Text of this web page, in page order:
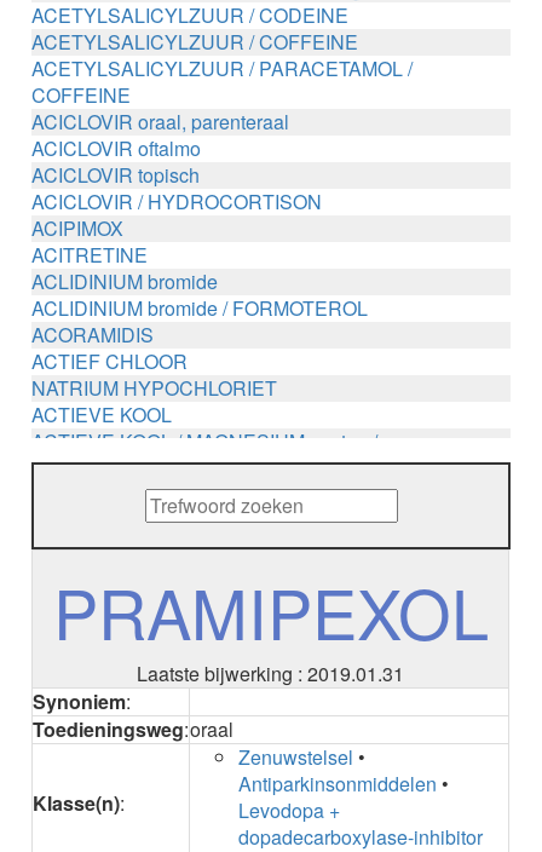
ACETYLSALICYLZUUR / CODEINE
ACETYLSALICYLZUUR / COFFEINE
ACETYLSALICYLZUUR / PARACETAMOL /
COFFEINE
ACICLOVIR oraal, parenteraal
ACICLOVIR oftalmo
ACICLOVIR topisch
ACICLOVIR / HYDROCORTISON
ACIPIMOX
ACITRETINE
ACLIDINIUM bromide
ACLIDINIUM bromide / FORMOTEROL
ACORAMIDIS
ACTIEF CHLOOR
NATRIUM HYPOCHLORIET
ACTIEVE KOOL
ACTIEVE KOOL / MAGNESIUM zouten /
METHENAMINE
ADALIMUMAB
ADAPALEEN
ADAPALEEN / BENZOYLPEROXIDE
ADENOSINE
AESCINE
AFLIBERCEPT intravitreaal
AFLIBERCEPT parenteraal
AGOMELATINE
PRAMIPEXOL
Laatste bijwerking : 2019.01.31
Synoniem:
Toedieningsweg:oraal
Klasse(n):
Zenuwstelsel •
Antiparkinsonmiddelen •
Levodopa +
dopadecarboxylase-inhibitor